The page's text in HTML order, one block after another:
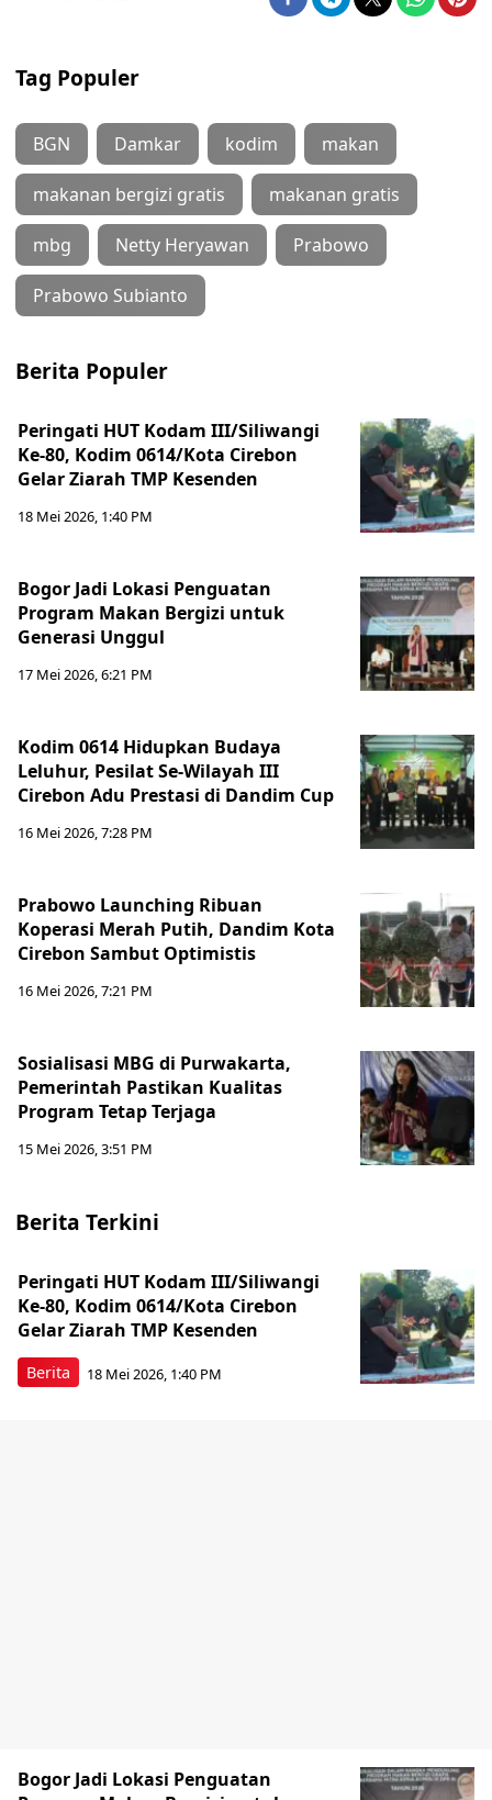
Tag Populer
BGN Damkar kodim makan
makanan bergizi gratis makanan gratis
mbg Netty Heryawan Prabowo
Prabowo Subianto
Berita Populer
Peringati HUT Kodam III/Siliwangi
Ke-80, Kodim 0614/Kota Cirebon
Gelar Ziarah TMP Kesenden
18 Mei 2026, 1:40 PM
Bogor Jadi Lokasi Penguatan
Program Makan Bergizi untuk
Generasi Unggul
17 Mei 2026, 6:21 PM
Kodim 0614 Hidupkan Budaya
Leluhur, Pesilat Se-Wilayah III
Cirebon Adu Prestasi di Dandim Cup
16 Mei 2026, 7:28 PM
Prabowo Launching Ribuan
Koperasi Merah Putih, Dandim Kota
Cirebon Sambut Optimistis
16 Mei 2026, 7:21 PM
Sosialisasi MBG di Purwakarta,
Pemerintah Pastikan Kualitas
Program Tetap Terjaga
15 Mei 2026, 3:51 PM
Berita Terkini
Berita
Peringati HUT Kodam III/Siliwangi
Ke-80, Kodim 0614/Kota Cirebon
Gelar Ziarah TMP Kesenden
18 Mei 2026, 1:40 PM
Bogor Jadi Lokasi Penguatan